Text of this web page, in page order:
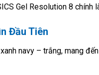
Gel Resolution 8 chính
Đầu Tiên
navy – trắng, mang